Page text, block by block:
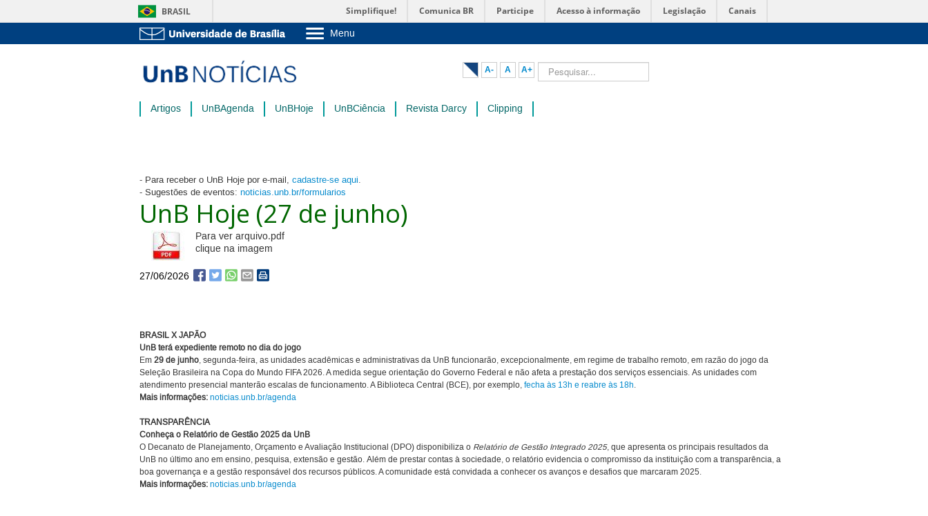
BRASIL Simplifique! Comunica BR Participe Acesso à informação Legislação Canais
Menu
Pós-Graduação
Administração
A- A A+ Pesquisar...
Artigos UnBAgenda UnBHoje UnBCiência Revista Darcy Clipping
- Para receber o UnB Hoje por e-mail, cadastre-se aqui.
- Sugestões de eventos: noticias.unb.br/formularios
UnB Hoje (27 de junho)
Para ver arquivo.pdf
clique na imagem
27/06/2026
BRASIL X JAPÃO
UnB terá expediente remoto no dia do jogo
Em 29 de junho, segunda-feira, as unidades acadêmicas e administrativas da UnB funcionarão, excepcionalmente, em regime de trabalho remoto, em razão do jogo da
Seleção Brasileira na Copa do Mundo FIFA 2026. A medida segue orientação do Governo Federal e não afeta a prestação dos serviços essenciais. As unidades com
atendimento presencial manterão escalas de funcionamento. A Biblioteca Central (BCE), por exemplo, fecha às 13h e reabre às 18h.
Mais informações: noticias.unb.br/agenda
TRANSPARÊNCIA
Conheça o Relatório de Gestão 2025 da UnB
O Decanato de Planejamento, Orçamento e Avaliação Institucional (DPO) disponibiliza o Relatório de Gestão Integrado 2025, que apresenta os principais resultados da
UnB no último ano em ensino, pesquisa, extensão e gestão. Além de prestar contas à sociedade, o relatório evidencia o compromisso da instituição com a transparência, a
boa governança e a gestão responsável dos recursos públicos. A comunidade está convidada a conhecer os avanços e desafios que marcaram 2025.
Mais informações: noticias.unb.br/agenda